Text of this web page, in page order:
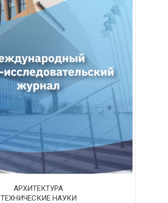
АРХИТЕКТУРА
ТЕХНИЧЕСКИЕ НАУКИ